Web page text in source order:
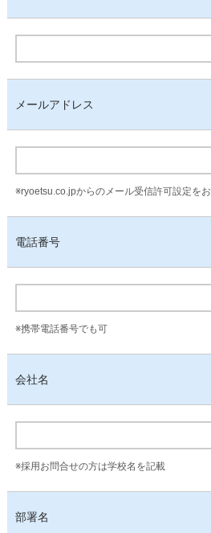
メールアドレス
※ryoetsu.co.jpからのメール受信許可設定をお
電話番号
※携帯電話番号でも可
会社名
※採用お問合せの方は学校名を記載
部署名